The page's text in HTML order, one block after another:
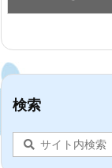
検索